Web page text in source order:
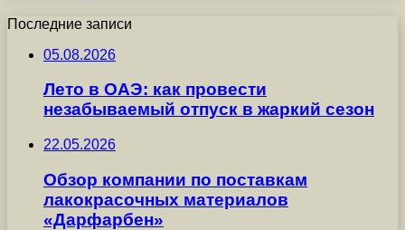
Последние записи
05.08.2026
Лето в ОАЭ: как провести
незабываемый отпуск в жаркий сезон
22.05.2026
Обзор компании по поставкам
лакокрасочных материалов
«Дарфарбен»